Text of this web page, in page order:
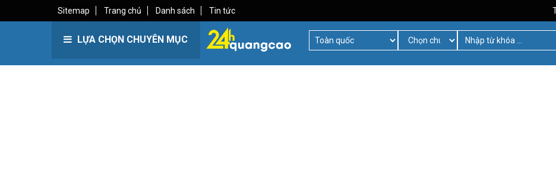
Sitemap Trang chủ Danh sách Tin tức
LỰA CHỌN CHUYÊN MỤC